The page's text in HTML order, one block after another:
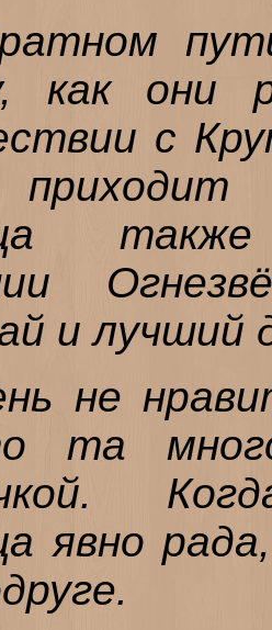
как они
с
и лучший
не
та
явно